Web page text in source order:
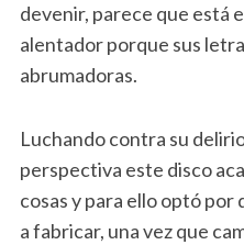
devenir, parece que está
alentador porque sus
abrumadoras.
Luchando contra su
perspectiva este disco
cosas y para ello optó
a fabricar, una vez que